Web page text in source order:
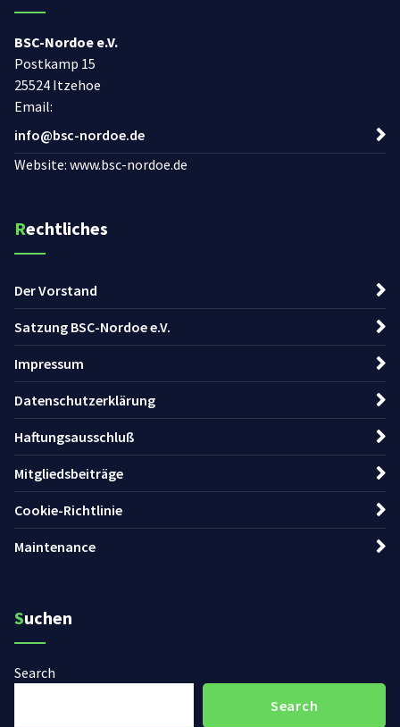
BSC-Nordoe e.V.
Postkamp 15
25524 Itzehoe
Email:
info@bsc-nordoe.de
Website: www.bsc-nordoe.de
Rechtliches
Der Vorstand
Satzung BSC-Nordoe e.V.
Impressum
Datenschutzerklärung
Haftungsausschluß
Mitgliedsbeiträge
Cookie-Richtlinie
Maintenance
Suchen
Search
Search